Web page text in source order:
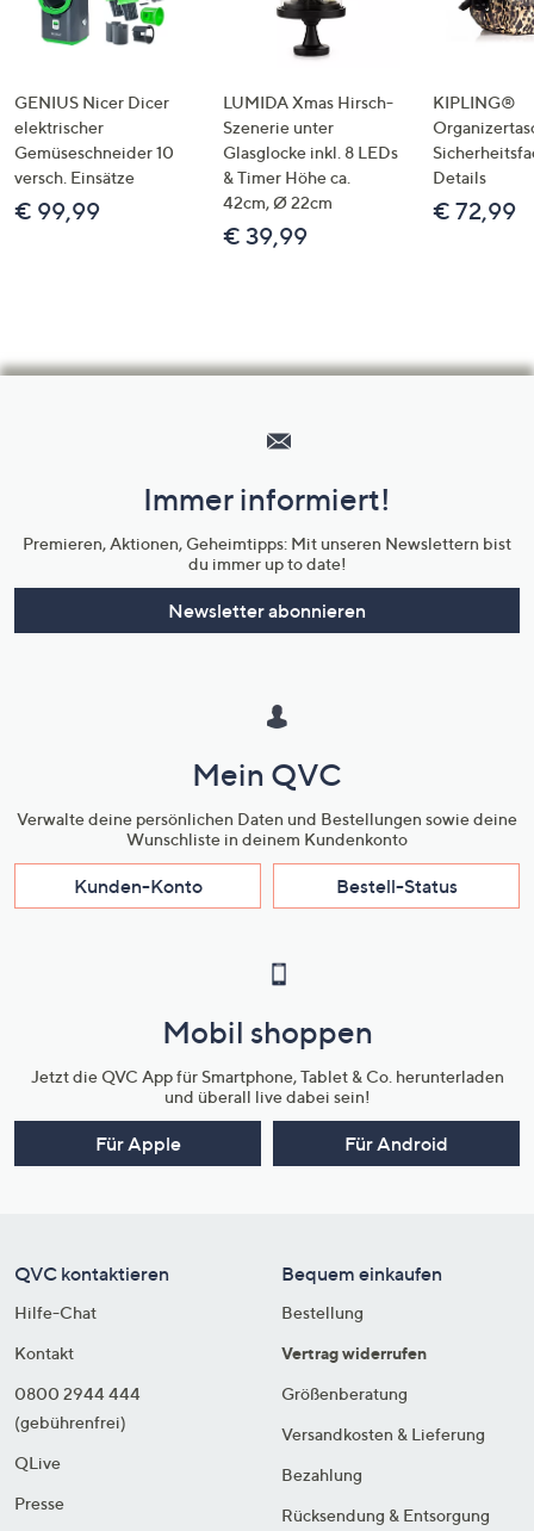
GENIUS Nicer Dicer
elektrischer
Gemüseschneider 10
versch. Einsätze
€ 99,99
LUMIDA Xmas Hirsch-
Szenerie unter
Glasglocke inkl. 8 LEDs
& Timer Höhe ca.
42cm, Ø 22cm
€ 39,99
KIPLING®
Details
€ 72,99
Unternehmensinformationen
Immer informiert!
Premieren, Aktionen, Geheimtipps: Mit unseren Newslettern bist
du immer up to date!
Newsletter abonnieren
Mein QVC
Verwalte deine persönlichen Daten und Bestellungen sowie deine
Wunschliste in deinem Kundenkonto
Kunden-Konto Bestell-Status
Mobil shoppen
Jetzt die QVC App für Smartphone, Tablet & Co. herunterladen
und überall live dabei sein!
Für Apple Für Android
QVC kontaktieren
Hilfe-Chat
Kontakt
0800 2944 444
(gebührenfrei)
QLive
Presse
Bequem einkaufen
Bestellung
Vertrag widerrufen
Größenberatung
Versandkosten & Lieferung
Bezahlung
Rücksendung & Entsorgung